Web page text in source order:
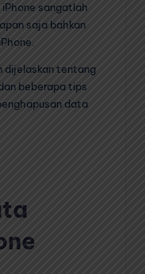
sangatlah
saja bahkan
dijelaskan tentang
beberapa tips
data